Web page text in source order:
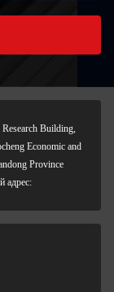
Building,
Economic and
Province
адрес: